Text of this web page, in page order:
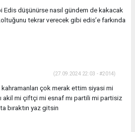
Edis düşünürse nasıl gündem de kakacak
tekrar verecek gibi edis’e farkında
(27.09.2024 22:03 - #2014)
çok merak ettim siyasi mi
akil mi çiftçi mi esnaf mı partili mi partisiz
bıraktın yaz gitsin